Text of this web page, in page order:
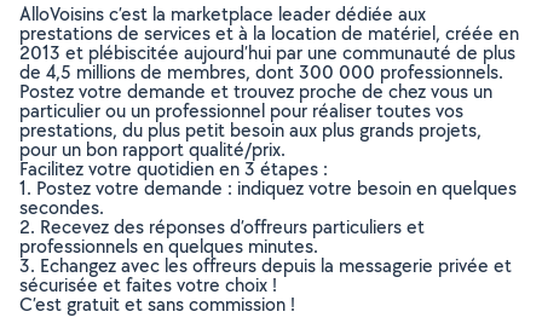
AlloVoisins c’est la marketplace leader dédiée aux
prestations de services et à la location de matériel, créée en
2013 et plébiscitée aujourd’hui par une communauté de plus
de 4,5 millions de membres, dont 300 000 professionnels.
Postez votre demande et trouvez proche de chez vous un
particulier ou un professionnel pour réaliser toutes vos
prestations, du plus petit besoin aux plus grands projets,
pour un bon rapport qualité/prix.
Facilitez votre quotidien en 3 étapes :
1. Postez votre demande : indiquez votre besoin en quelques
secondes.
2. Recevez des réponses d’offreurs particuliers et
professionnels en quelques minutes.
3. Echangez avec les offreurs depuis la messagerie privée et
sécurisée et faites votre choix !
C’est gratuit et sans commission !